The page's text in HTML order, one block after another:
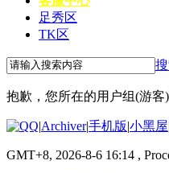
足秀区
TK区
抱歉，您所在的用户组(游
|Archiver|手机版|小黑屋
GMT+8, 2026-8-6 16:14 ,